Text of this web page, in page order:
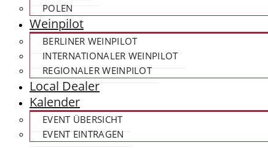
POLEN
Weinpilot
BERLINER WEINPILOT
INTERNATIONALER WEINPILOT
REGIONALER WEINPILOT
Local Dealer
Kalender
EVENT ÜBERSICHT
EVENT EINTRAGEN